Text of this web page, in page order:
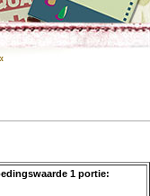
1 portie: